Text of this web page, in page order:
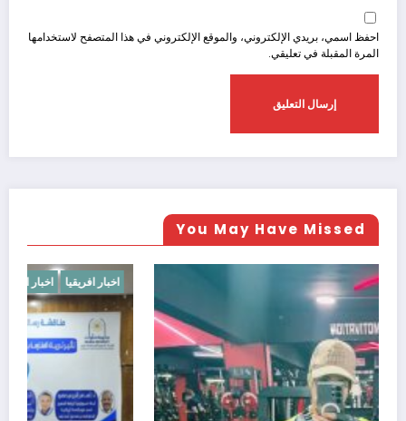
احفظ اسمي، بريدي الإلكتروني، والموقع الإلكتروني في هذا المتصفح لاستخدامها
المرة المقبلة في تعليقي.
You May Have Missed
اخبار عالميه